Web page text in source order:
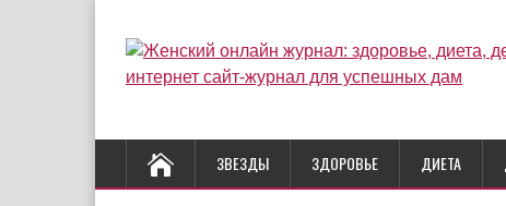
ЗВЕЗДЫ ЗДОРОВЬЕ ДИЕТА